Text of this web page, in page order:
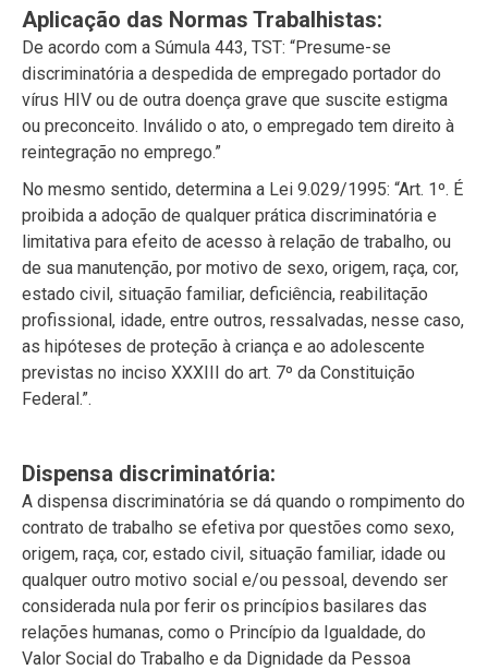
Aplicação das Normas Trabalhistas:
De acordo com a Súmula 443, TST: “Presume-se
discriminatória a despedida de empregado portador do
vírus HIV ou de outra doença grave que suscite estigma
ou preconceito. Inválido o ato, o empregado tem direito à
reintegração no emprego.”
No mesmo sentido, determina a Lei 9.029/1995: “Art. 1º. É
proibida a adoção de qualquer prática discriminatória e
limitativa para efeito de acesso à relação de trabalho, ou
de sua manutenção, por motivo de sexo, origem, raça, cor,
estado civil, situação familiar, deficiência, reabilitação
profissional, idade, entre outros, ressalvadas, nesse caso,
as hipóteses de proteção à criança e ao adolescente
previstas no inciso XXXIII do art. 7º da Constituição
Federal.”.
Dispensa discriminatória:
A dispensa discriminatória se dá quando o rompimento do
contrato de trabalho se efetiva por questões como sexo,
origem, raça, cor, estado civil, situação familiar, idade ou
qualquer outro motivo social e/ou pessoal, devendo ser
considerada nula por ferir os princípios basilares das
relações humanas, como o Princípio da Igualdade, do
Valor Social do Trabalho e da Dignidade da Pessoa